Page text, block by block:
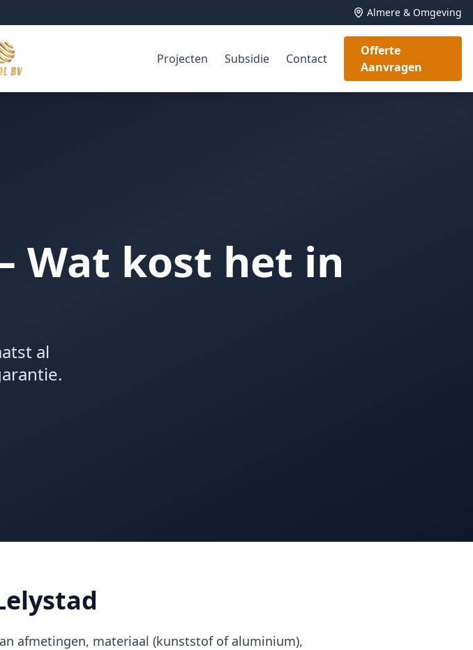
Almere & Omgeving
Projecten Subsidie Contact
Offerte
Aanvragen
Wat kost het in
al
afmetingen, materiaal (kunststof of aluminium),